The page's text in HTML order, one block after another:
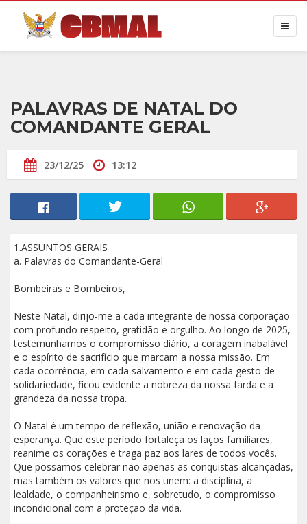
PALAVRAS DE NATAL DO
COMANDANTE GERAL
23/12/25 13:12
1.ASSUNTOS GERAIS
a. Palavras do Comandante-Geral
Bombeiras e Bombeiros,
Neste Natal, dirijo-me a cada integrante de nossa corporação
com profundo respeito, gratidão e orgulho. Ao longo de 2025,
testemunhamos o compromisso diário, a coragem inabalável
e o espírito de sacrifício que marcam a nossa missão. Em
cada ocorrência, em cada salvamento e em cada gesto de
solidariedade, ficou evidente a nobreza da nossa farda e a
grandeza da nossa tropa.
O Natal é um tempo de reflexão, união e renovação da
esperança. Que este período fortaleça os laços familiares,
reanime os corações e traga paz aos lares de todos vocês.
Que possamos celebrar não apenas as conquistas alcançadas,
mas também os valores que nos unem: a disciplina, a
lealdade, o companheirismo e, sobretudo, o compromisso
incondicional com a proteção da vida.